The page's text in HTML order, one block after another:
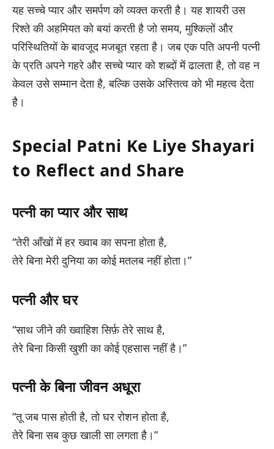
यह सच्चे प्यार और समर्पण को व्यक्त करती है। यह शायरी उस
रिश्ते की अहमियत को बयां करती है जो समय, मुश्किलों और
परिस्थितियों के बावजूद मजबूत रहता है। जब एक पति अपनी पत्नी
के प्रति अपने गहरे और सच्चे प्यार को शब्दों में ढालता है, तो वह न
केवल उसे सम्मान देता है, बल्कि उसके अस्तित्व को भी महत्व देता
है।
Special Patni Ke Liye Shayari
to Reflect and Share
पत्नी का प्यार और साथ
“तेरी आँखों में हर ख्वाब का सपना होता है,
तेरे बिना मेरी दुनिया का कोई मतलब नहीं होता।”
पत्नी और घर
“साथ जीने की ख्वाहिश सिर्फ़ तेरे साथ है,
तेरे बिना किसी खुशी का कोई एहसास नहीं है।”
पत्नी के बिना जीवन अधूरा
“तू जब पास होती है, तो घर रोशन होता है,
तेरे बिना सब कुछ खाली सा लगता है।”